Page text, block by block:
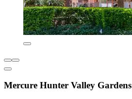
Mercure Hunter Valley Gardens